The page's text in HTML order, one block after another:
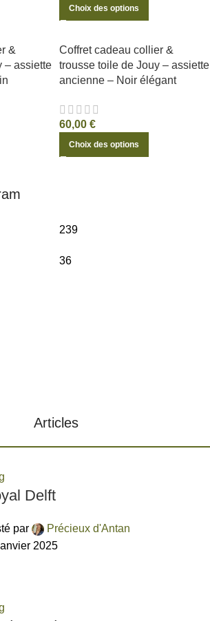
Choix des options
&
– assiette
Coffret cadeau collier &
trousse toile de Jouy – assiette
ancienne – Noir élégant
60,00 €
Choix des options
239
36
Articles
Delft
par
Précieux d'Antan
2025